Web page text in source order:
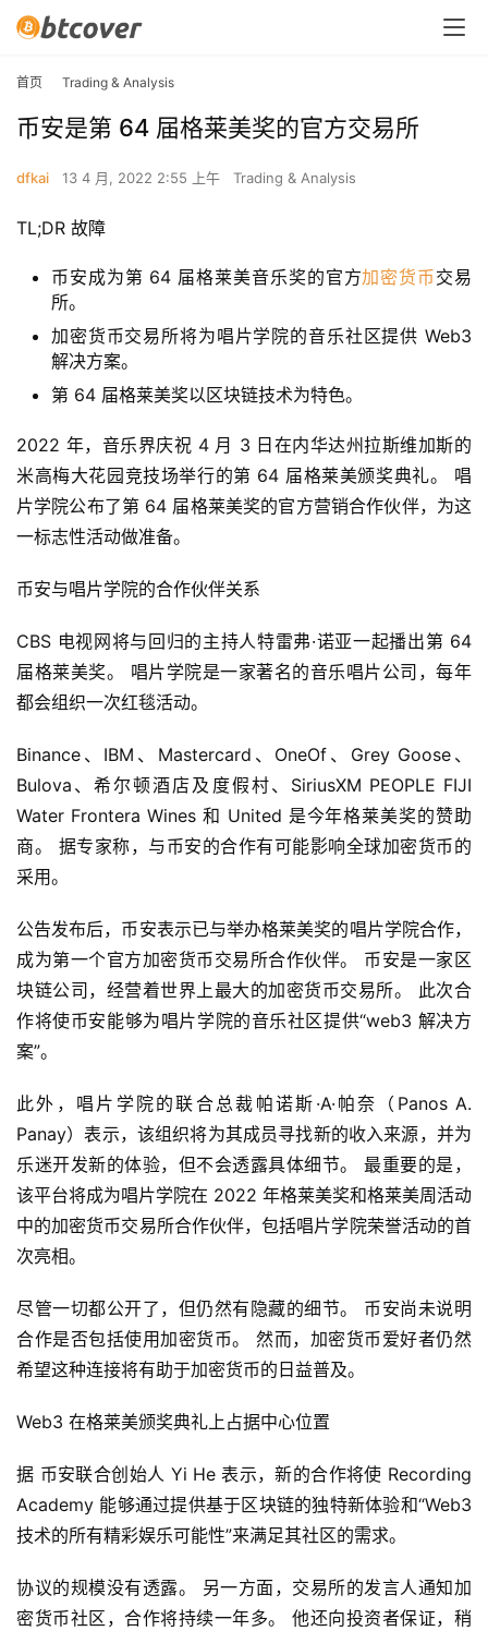
首页 Trading & Analysis
币安是第 64 届格莱美奖的官方交易所
dfkai 13 4 月, 2022 2:55 上午 Trading & Analysis
TL;DR 故障
币安成为第 64 届格莱美音乐奖的官方加密货币交易
所。
加密货币交易所将为唱片学院的音乐社区提供 Web3
解决方案。
第 64 届格莱美奖以区块链技术为特色。
2022 年，音乐界庆祝 4 月 3 日在内华达州拉斯维加斯的
米高梅大花园竞技场举行的第 64 届格莱美颁奖典礼。 唱
片学院公布了第 64 届格莱美奖的官方营销合作伙伴，为这
一标志性活动做准备。
币安与唱片学院的合作伙伴关系
CBS 电视网将与回归的主持人特雷弗·诺亚一起播出第 64
届格莱美奖。 唱片学院是一家著名的音乐唱片公司，每年
都会组织一次红毯活动。
Binance、IBM、Mastercard、OneOf、Grey Goose、
Bulova、希尔顿酒店及度假村、SiriusXM PEOPLE FIJI
Water Frontera Wines 和 United 是今年格莱美奖的赞助
商。 据专家称，与币安的合作有可能影响全球加密货币的
采用。
公告发布后，币安表示已与举办格莱美奖的唱片学院合作，
成为第一个官方加密货币交易所合作伙伴。 币安是一家区
块链公司，经营着世界上最大的加密货币交易所。 此次合
作将使币安能够为唱片学院的音乐社区提供“web3 解决方
案”。
此外，唱片学院的联合总裁帕诺斯·A·帕奈（Panos A.
Panay）表示，该组织将为其成员寻找新的收入来源，并为
乐迷开发新的体验，但不会透露具体细节。 最重要的是，
该平台将成为唱片学院在 2022 年格莱美奖和格莱美周活动
中的加密货币交易所合作伙伴，包括唱片学院荣誉活动的首
次亮相。
尽管一切都公开了，但仍然有隐藏的细节。 币安尚未说明
合作是否包括使用加密货币。 然而，加密货币爱好者仍然
希望这种连接将有助于加密货币的日益普及。
Web3 在格莱美颁奖典礼上占据中心位置
据 币安联合创始人 Yi He 表示，新的合作将使 Recording
Academy 能够通过提供基于区块链的独特新体验和“Web3
技术的所有精彩娱乐可能性”来满足其社区的需求。
协议的规模没有透露。 另一方面，交易所的发言人通知加
密货币社区，合作将持续一年多。 他还向投资者保证，稍